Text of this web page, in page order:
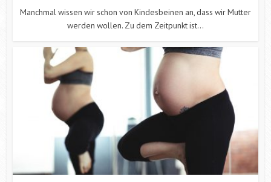
Manchmal wissen wir schon von Kindesbeinen an, dass wir Mutter
werden wollen. Zu dem Zeitpunkt ist...